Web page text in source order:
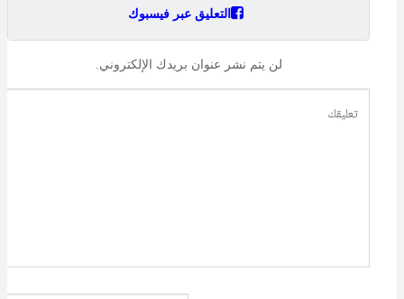
التعليق عبر فيسبوك
لن يتم نشر عنوان بريدك الإلكتروني.